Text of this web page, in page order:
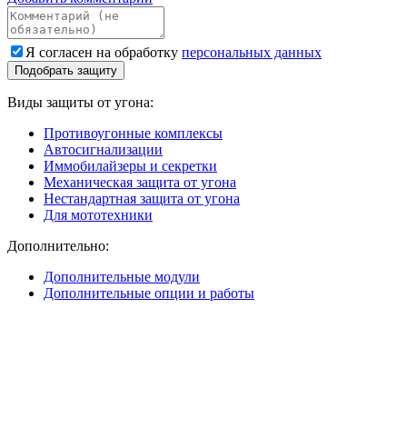
Я согласен на обработку персональных данных
Подобрать защиту
Виды защиты от угона:
Противоугонные комплексы
Автосигнализации
Иммобилайзеры и секретки
Механическая защита от угона
Нестандартная защита от угона
Для мототехники
Дополнительно:
Дополнительные модули
Дополнительные опции и работы